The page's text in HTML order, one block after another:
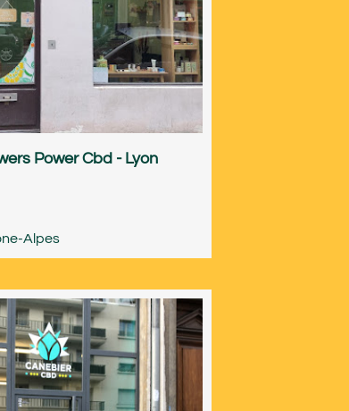
Power Cbd - Lyon
Alpes